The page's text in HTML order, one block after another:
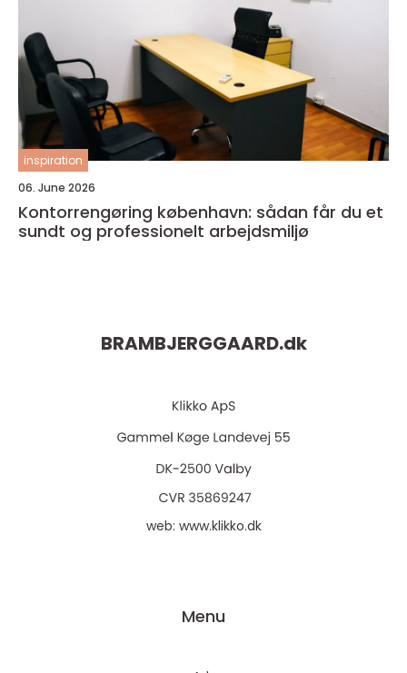
inspiration
06. June 2026
Kontorrengøring københavn: sådan får du et
sundt og professionelt arbejdsmiljø
BRAMBJERGGAARD.dk
web: www.klikko.dk
Menu